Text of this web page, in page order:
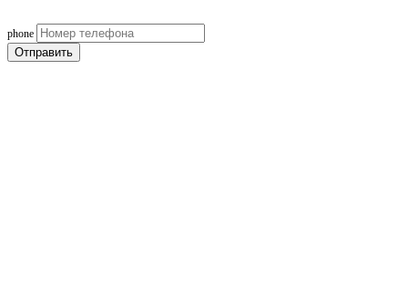
phone
Отправить